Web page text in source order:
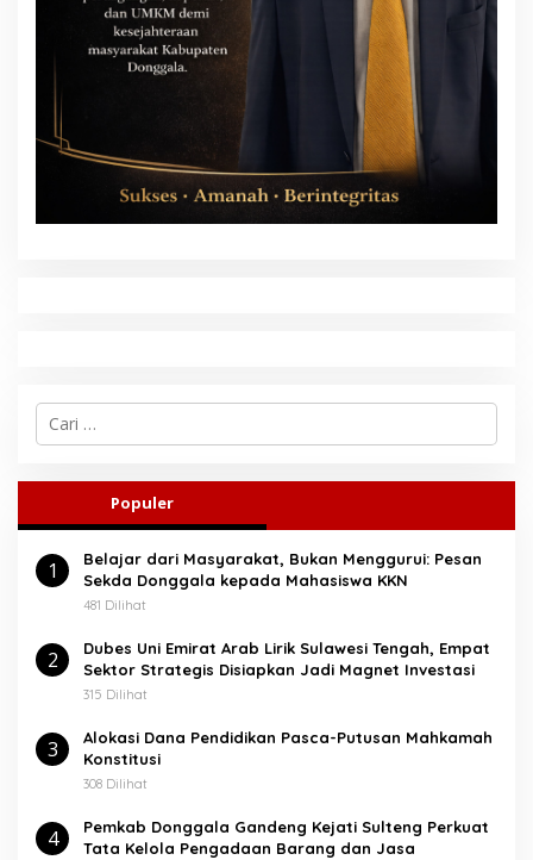
C
i
n
u
k
Populer
1
Belajar dari Masyarakat, Bukan Menggurui: Pesan
Sekda Donggala kepada Mahasiswa KKN
481 Dilihat
2
Dubes Uni Emirat Arab Lirik Sulawesi Tengah, Empat
Sektor Strategis Disiapkan Jadi Magnet Investasi
315 Dilihat
3
Alokasi Dana Pendidikan Pasca-Putusan Mahkamah
Konstitusi
308 Dilihat
4
Pemkab Donggala Gandeng Kejati Sulteng Perkuat
Tata Kelola Pengadaan Barang dan Jasa